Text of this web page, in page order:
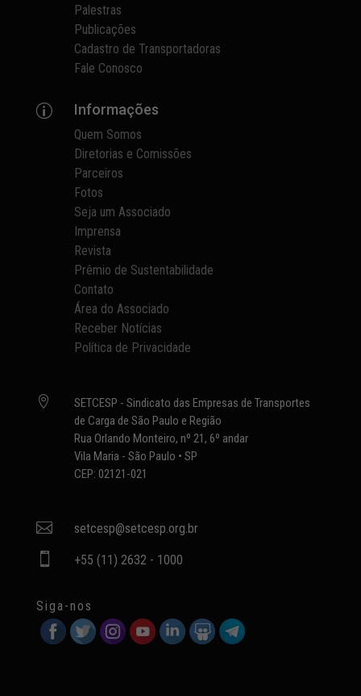
Palestras
Publicações
Cadastro de Transportadoras
Fale Conosco
p Informações
Quem Somos
Diretorias e Comissões
Parceiros
Fotos
Seja um Associado
Imprensa
Revista
Prêmio de Sustentabilidade
Contato
Área do Associado
Receber Notícias
Política de Privacidade

SETCESP - Sindicato das Empresas de Transportes
de Carga de São Paulo e Região
Rua Orlando Monteiro, nº 21, 6º andar
Vila Maria - São Paulo • SP
CEP: 02121-021
 setcesp@setcesp.org.br
 +55 (11) 2632 - 1000
Siga-nos